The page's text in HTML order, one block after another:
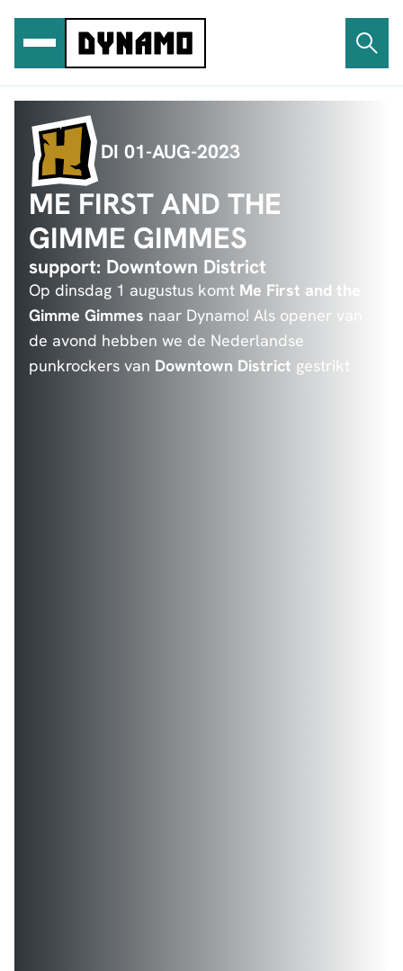
inhoud
DI 01-AUG-2023
ME FIRST AND THE
GIMME GIMMES
support: Downtown District
Op dinsdag 1 augustus komt Me First and the
Gimme Gimmes naar Dynamo! Als opener van
de avond hebben we de Nederlandse
punkrockers van Downtown District gestrikt